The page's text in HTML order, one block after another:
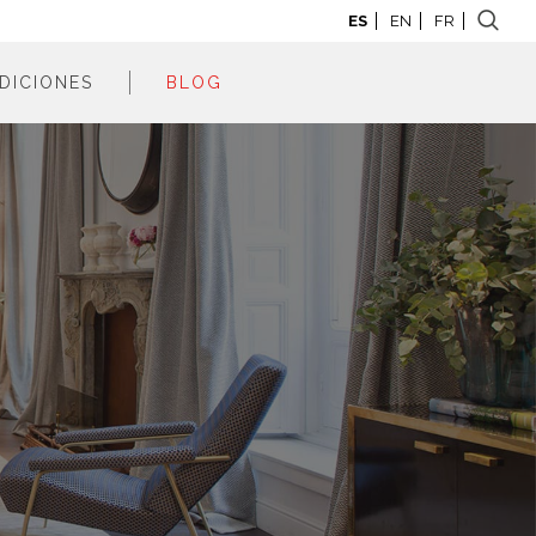
ES EN FR
2025
2024
2023
2022
2021
2020
2019
2018
2017
BLOG